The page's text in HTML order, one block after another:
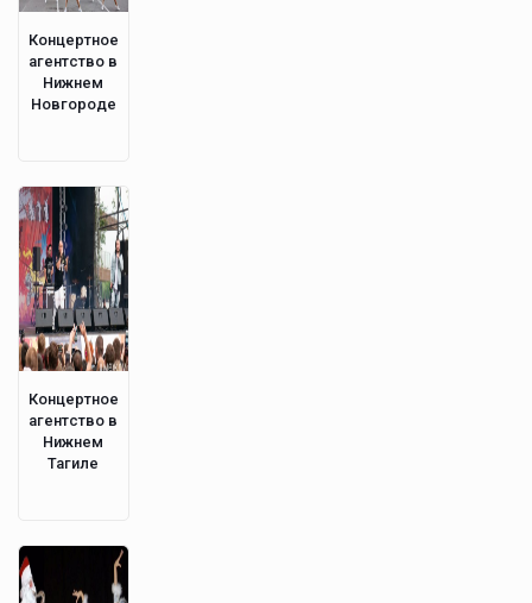
Концертное
агентство в
Нижнем
Новгороде
Концертное
агентство в
Нижнем
Тагиле